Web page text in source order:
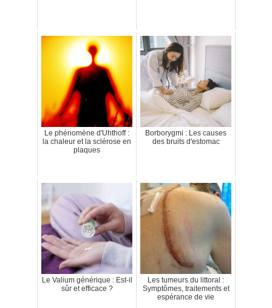
Le phénomène d'Uhthoff :
la chaleur et la sclérose en
plaques
Borborygmi : Les causes
des bruits d'estomac
Le Valium générique : Est-il
sûr et efficace ?
Les tumeurs du littoral :
Symptômes, traitements et
espérance de vie